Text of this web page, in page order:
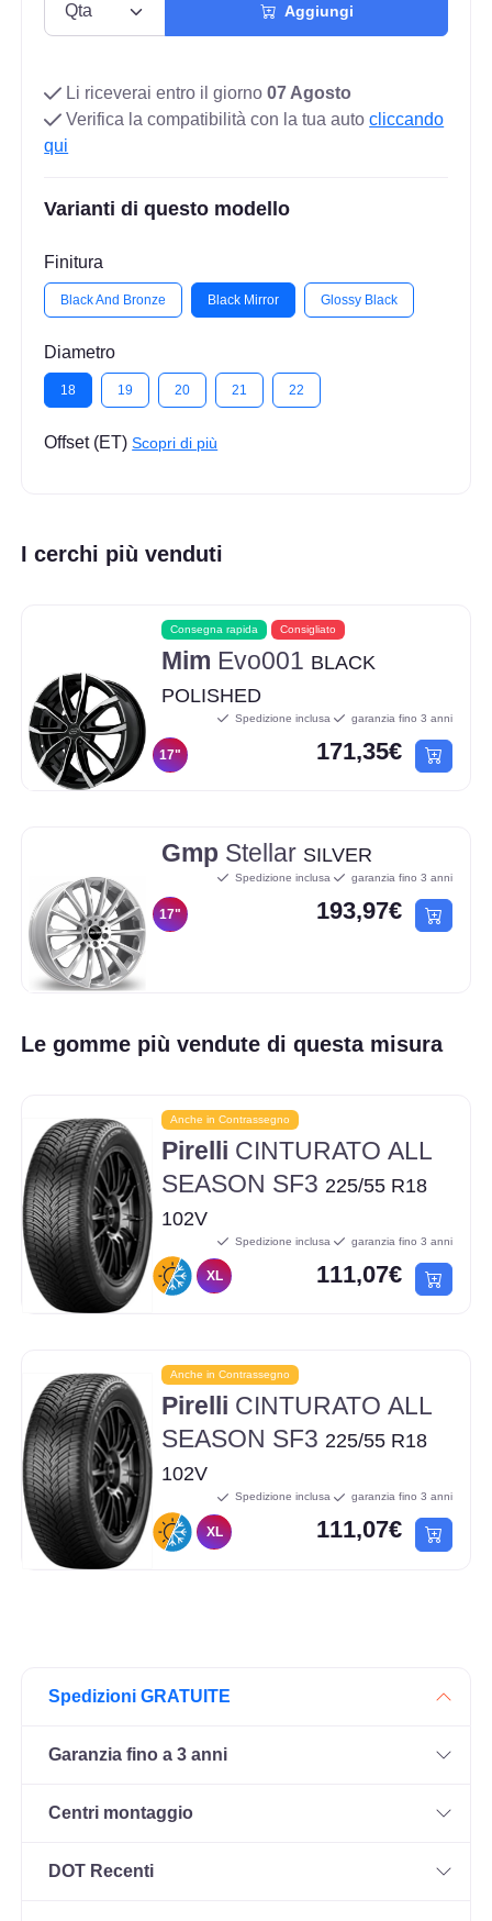
Aggiungi
Li riceverai entro il giorno07 Agosto
Verifica la compatibilità con la tua autocliccando
qui
Varianti di questo modello
Finitura
Black And Bronze Black Mirror Glossy Black
Diametro
18 19 20 21 22
Offset (ET)Scopri di più
I cerchi più venduti
Consegna rapida Consigliato
Mim Evo001 BLACK
POLISHED
17"
Spedizione inclusa garanzia fino 3 anni
171,35€
Gmp Stellar SILVER
17"
Spedizione inclusa garanzia fino 3 anni
193,97€
Le gomme più vendute di questa misura
Anche in Contrassegno
Pirelli CINTURATO ALL
SEASON SF3 225/55 R18
102V
XL
Spedizione inclusa garanzia fino 3 anni
111,07€
Anche in Contrassegno
Pirelli CINTURATO ALL
SEASON SF3 225/55 R18
102V
XL
Spedizione inclusa garanzia fino 3 anni
111,07€
Spedizioni GRATUITE
Garanzia fino a 3 anni
Centri montaggio
DOT Recenti